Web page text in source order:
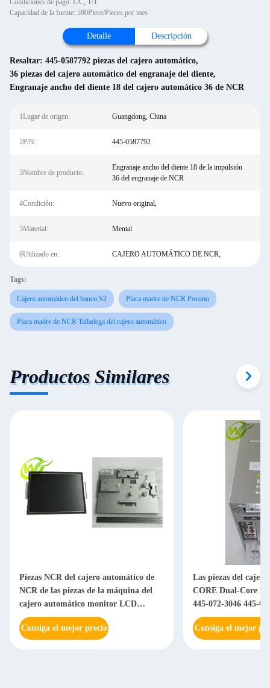
Condiciones de pago: L/C, T/T
Capacidad de la fuente: 590Piece/Pieces por mes
Detalle Descripción
Resaltar: 445-0587792 piezas del cajero automático,
36 piezas del cajero automático del engranaje del diente,
Engranaje ancho del diente 18 del cajero automático 36 de NCR
1Lugar de origen: Guangdong, China
2P/N: 445-0587792
3Nombre de producto:
Engranaje ancho del diente 18 de la impulsión
36 del engranaje de NCR
4Condición: Nuevo original,
5Material: Mental
6Utilizado en: CAJERO AUTOMÁTICO DE NCR,
Tags:
Cajero automático del banco S2 Placa madre de NCR Pocono
Placa madre de NCR Talladega del cajero automático
Productos Similares
Piezas NCR del cajero automático de
NCR de las piezas de la máquina del
cajero automático monitor LCD
0068616350 de 15 pulgadas 006-
8616350
Consiga el mejor precio
Las piezas del
CORE Dual-Core
445-072-3046 445-
Consiga el mejor